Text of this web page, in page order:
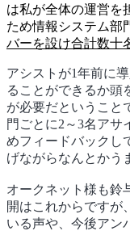
は私が全体の運営を
ため情報システム部
バーを設け合計数十
アシストが1年前に
ることができるか頭
が必要だということ
門ごとに2～3名アサ
めフィードバックし
げながらなんとかう
オークネット様も鈴
開はこれからですが
いる声や、今後アン